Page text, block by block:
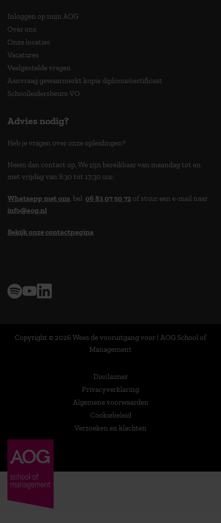
Inloggen op mijn AOG
Over ons
Onze locaties
Vacatures
Veelgestelde vragen
Aanvraag gewaarmerkt kopie diploma/certificaat
Schoolleidersbeurs-VO
Advies nodig?
Heb je vragen over onze opleidingen?
Neem dan contact op. We zijn bereikbaar van maandag tot en
met vrijdag van 8:30 tot 17:30 uur.
Whatsapp met ons, bel 06 83 07 50 72 of stuur een e-mail naar
info@aog.nl
Bekijk onze contactpagina
Copyright © 2026 Wees de vooruitgang voor | AOG School of
Management
Disclaimer
Privacyverklaring
Algemene voorwaarden
Cookiebeleid
Verzoeken en klachten